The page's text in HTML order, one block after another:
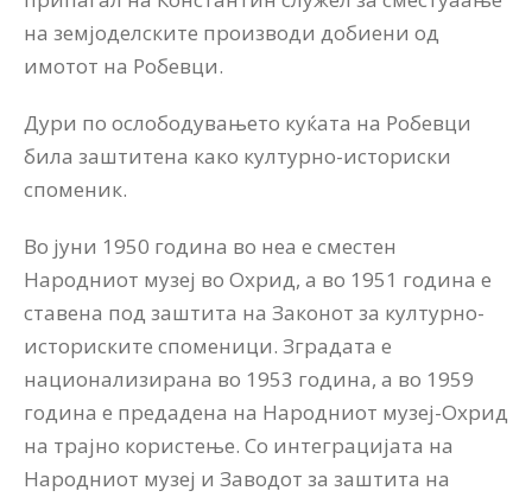
на земјоделските производи добиени од
имотот на Робевци.
Дури по ослободувањето куќата на Робевци
била заштитена како културно-историски
споменик.
Во јуни 1950 година во неа е сместен
Народниот музеј во Охрид, а во 1951 година е
ставена под заштита на Законот за културно-
историските споменици. Зградата е
национализирана во 1953 година, а во 1959
година е предадена на Народниот музеј-Охрид
на трајно користење. Со интеграцијата на
Народниот музеј и Заводот за заштита на